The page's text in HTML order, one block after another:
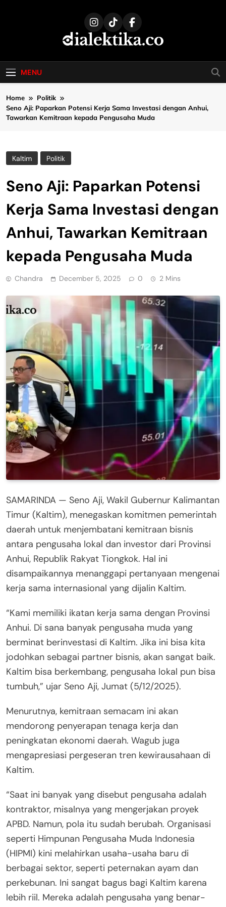
dialektika
MENU
Home
Politik
Seno Aji: Paparkan Potensi Kerja Sama Investasi dengan Anhui,
Tawarkan Kemitraan kepada Pengusaha Muda
Kaltim Politik
Seno Aji: Paparkan Potensi
Kerja Sama Investasi dengan
Anhui, Tawarkan Kemitraan
kepada Pengusaha Muda
Chandra December 5, 2025 0 2 Mins
SAMARINDA — Seno Aji, Wakil Gubernur Kalimantan
Timur (Kaltim), menegaskan komitmen pemerintah
daerah untuk menjembatani kemitraan bisnis
antara pengusaha lokal dan investor dari Provinsi
Anhui, Republik Rakyat Tiongkok. Hal ini
disampaikannya menanggapi pertanyaan mengenai
kerja sama internasional yang dijalin Kaltim.
“Kami memiliki ikatan kerja sama dengan Provinsi
Anhui. Di sana banyak pengusaha muda yang
berminat berinvestasi di Kaltim. Jika ini bisa kita
jodohkan sebagai partner bisnis, akan sangat baik.
Kaltim bisa berkembang, pengusaha lokal pun bisa
tumbuh,” ujar Seno Aji, Jumat (5/12/2025).
Menurutnya, kemitraan semacam ini akan
mendorong penyerapan tenaga kerja dan
peningkatan ekonomi daerah. Wagub juga
mengapresiasi pergeseran tren kewirausahaan di
Kaltim.
“Saat ini banyak yang disebut pengusaha adalah
kontraktor, misalnya yang mengerjakan proyek
APBD. Namun, pola itu sudah berubah. Organisasi
seperti Himpunan Pengusaha Muda Indonesia
(HIPMI) kini melahirkan usaha-usaha baru di
berbagai sektor, seperti peternakan ayam dan
perkebunan. Ini sangat bagus bagi Kaltim karena
lebih riil. Mereka adalah pengusaha yang benar-